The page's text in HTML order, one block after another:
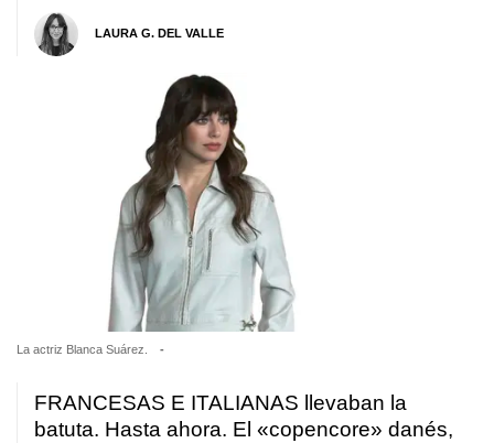
LAURA G. DEL VALLE
La actriz Blanca Suárez. -
FRANCESAS E ITALIANAS llevaban la
batuta. Hasta ahora. El «copencore» danés,